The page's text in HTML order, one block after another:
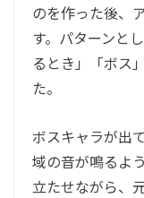
のを作った後、
す。パターンと
るとき」「ボス
た。
ボスキャラが出
域の音が鳴るよ
立たせながら、